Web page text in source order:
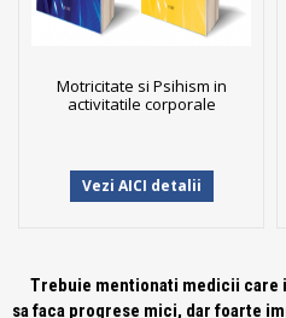
Motricitate si Psihism in
activitatile corporale
Vezi AICI detalii
Trebuie mentionati medicii care
sa faca progrese mici, dar foarte